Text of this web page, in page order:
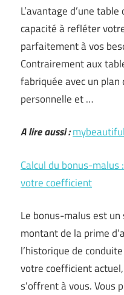
L’avantage d’une
capacité à refléter
parfaitement à vos
Contrairement aux
fabriquée avec un
personnelle et …
A lire aussi :
Calcul du bonus-
votre coefficient
Le bonus-malus est
montant de la prime
l’historique de
votre coefficient
s’offrent à vous. Vous